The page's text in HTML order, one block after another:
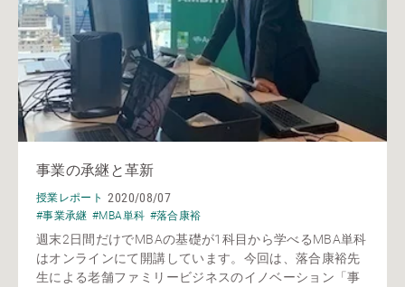
事業の承継と革新
授業レポート 2020/08/07
#事業承継 #MBA単科 #落合康裕
週末2日間だけでMBAの基礎が1科目から学べるMBA単科
はオンラインにて開講しています。今回は、落合康裕先
生による老舗ファミリービジネスのイノベーション「事